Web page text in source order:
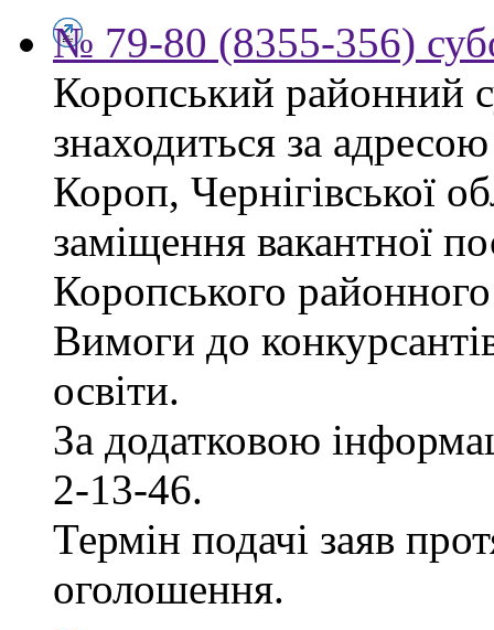
№ 79-80 (8355-356)
Коропський районний
знаходиться за
Короп, Чернігівської
заміщення вакантної
Коропського
Вимоги до
освіти.
За додатковою
2-13-46.
Термін подачі заяв
оголошення.